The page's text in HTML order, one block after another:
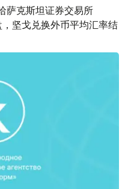
萨克斯坦证券交易所
，坚戈兑换外币平均汇率结